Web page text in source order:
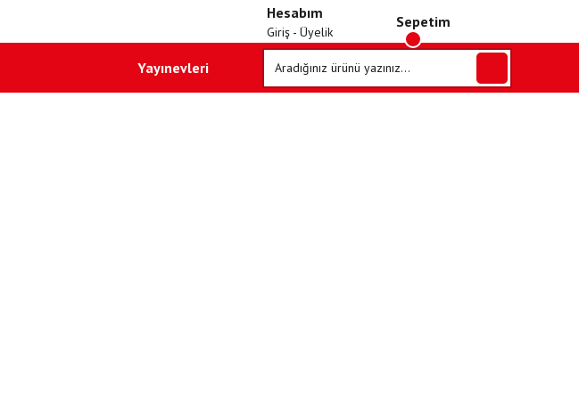
Hesabım
Giriş - Üyelik
Sepetim
Yayınevleri